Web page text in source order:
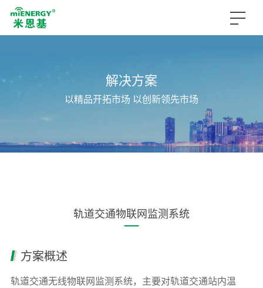
解决方案
以精品开拓市场 以创新领先市场
轨道交通物联网监测系统
方案概述
轨道交通无线物联网监测系统，主要对轨道交通站内温